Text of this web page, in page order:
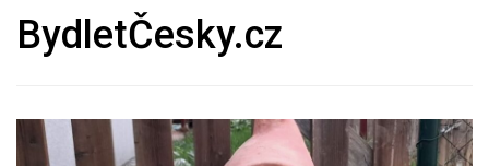
BydletČesky.cz